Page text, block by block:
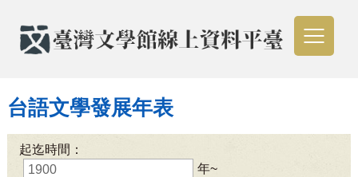
台語文學發展年表
起迄時間：
年~